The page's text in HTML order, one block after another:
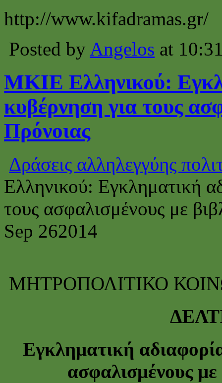
http://www.kifadramas.gr/
Posted by Angelos at
MKIE Ελληνικού:
κυβέρνηση για τους
Πρόνοιας
Δράσεις αλληλεγγύης
Ελληνικού: Εγκληματική
τους ασφαλισμένους με
Sep 262014
ΜΗΤΡΟΠΟΛΙΤΙΚΟ
Εγκληματική
ασφαλισμένους